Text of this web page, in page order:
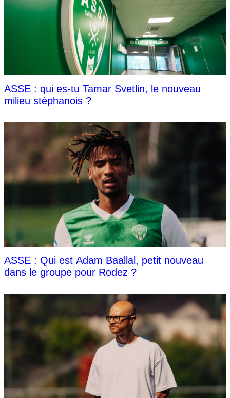
ASSE : qui es-tu Tamar Svetlin, le nouveau
milieu stéphanois ?
ASSE : Qui est Adam Baallal, petit nouveau
dans le groupe pour Rodez ?